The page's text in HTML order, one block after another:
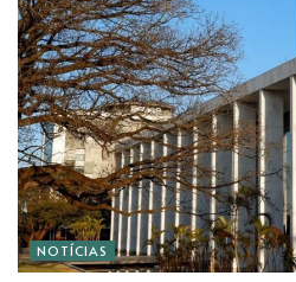
NOTÍCIAS